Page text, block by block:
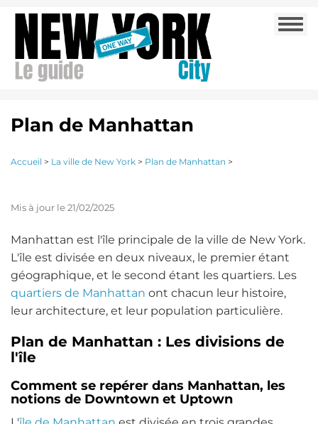
Aller
contenu
principal
Plan de Manhattan
Accueil > La ville de New York > Plan de Manhattan >
Mis à jour le 21/02/2025
Manhattan est l'île principale de la ville de New York.
L'île est divisée en deux niveaux, le premier étant
géographique, et le second étant les quartiers. Les
quartiers de Manhattan ont chacun leur histoire,
leur architecture, et leur population particulière.
Plan de Manhattan : Les divisions de
l'île
Comment se repérer dans Manhattan, les
notions de Downtown et Uptown